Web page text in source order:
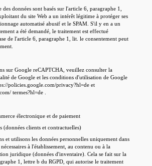
données sont basés sur l'article 6, paragraphe 1,
du site Web a un intérêt légitime à protéger ses
automatisé abusif et le SPAM. S'il y en a un
a été demandé, le traitement est effectué
de l'article 6, paragraphe 1, lit. le consentement peut
sur Google reCAPTCHA, veuillez consulter la
de Google et les conditions d'utilisation de Google
policies.google.com/privacy?hl=de et
termes?hl=de .
électronique et de paiement
(données clients et contractuelles)
et utilisons les données personnelles uniquement dans
à l'établissement, au contenu ou à la
juridique (données d'inventaire). Cela se fait sur la
1, lettre b du RGPD, qui autorise le traitement